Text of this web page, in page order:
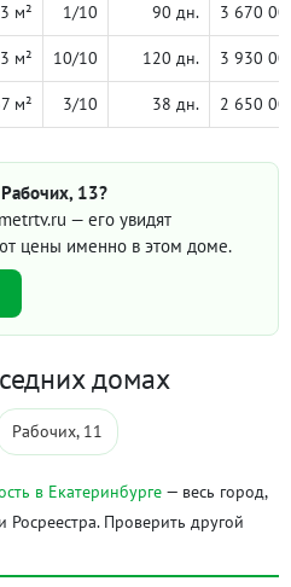
м² 1/10 90 дн. 3 670
м² 10/10 120 дн. 3 930
м² 3/10 38 дн. 2 650
13?
— его увидят
цены именно в этом доме.
домах
Рабочих, 11
в Екатеринбурге — весь город,
Росреестра. Проверить другой